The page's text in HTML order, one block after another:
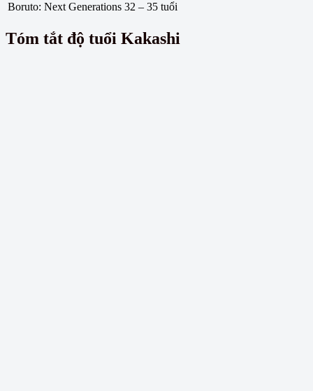
Boruto: Next Generations 32 – 35 tuổi
Tóm tắt độ tuổi Kakashi